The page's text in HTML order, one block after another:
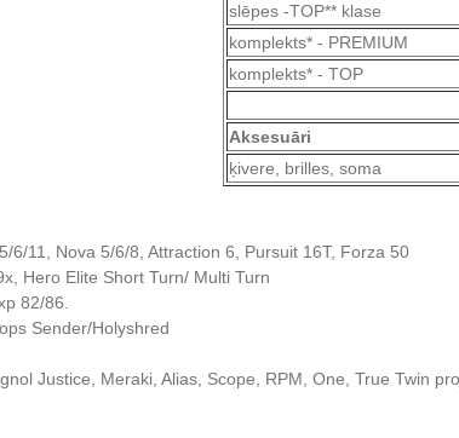
slēpes -TOP** klase
komplekts* - PREMIUM
komplekts* - TOP
Aksesuāri
ķivere, brilles, soma
6/11, Nova 5/6/8, Attraction 6, Pursuit 16T, Forza 50
Hero Elite Short Turn/ Multi Turn
82/86.
Sender/Holyshred
Justice, Meraki, Alias, Scope, RPM, One, True Twin